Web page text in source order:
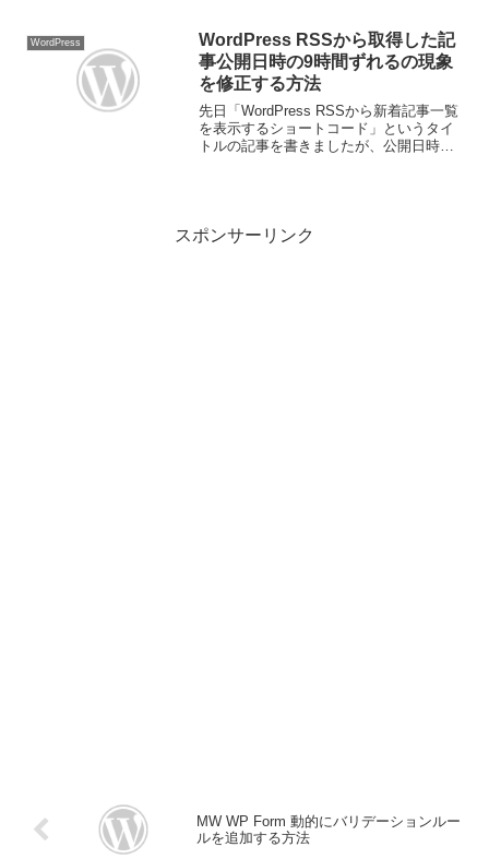
あ...
WordPress
WordPress RSSから取得した記
事公開日時の9時間ずれるの現象
を修正する方法
先日「WordPress RSSから新着記事一覧
を表示するショートコード」というタイ
トルの記事を書きましたが、公開日時の
スポンサーリンク
MW WP Form 動的にバリデーションルー
ルを追加する方法